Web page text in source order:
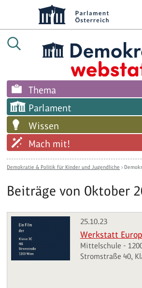
Thema
Parlament
Wissen
Mach mit!
Demokratie & Politik für Kinder und Jugendliche ›
Beiträge von Oktober
25.10.23
Werkstatt
Mittelschule -
Stromstraße 40,